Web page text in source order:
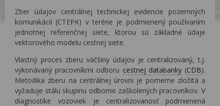
Zber údajov centrálnej technickej evidencie pozemných
komunikácií (CTEPK) v teréne je podmienený používaním
jednotnej referenčnej siete, ktorou sú základné údaje
vektorového modelu cestnej siete.
Vlastný proces zberu väčšiny údajov je centralizovaný, t.j.
vykonávaný pracovníkmi odboru cestnej databanky(CDB).
Metodika zberu na centrálnej úrovni je pomerne zložitá a
vyžaduje stálu skupinu odborne zaškolených pracovníkov. V
diagnostike vozoviek je centralizovanosť podmienená